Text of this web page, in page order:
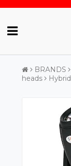
BRANDS
heads
Hybrid